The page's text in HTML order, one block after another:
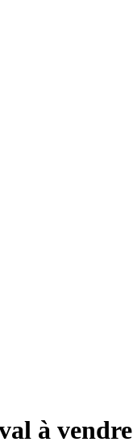
à vendre